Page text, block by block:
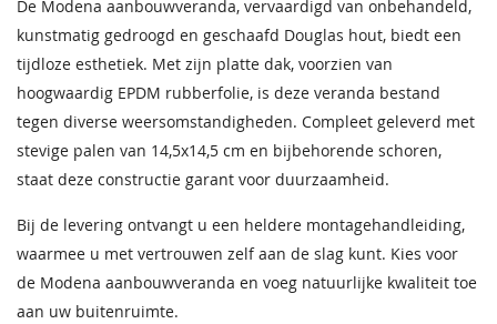
Bevestigingsmaterialen Inclusief
Breedte 730 cm
Diepte
Nokhoogte 260 cm
Daktype Plat dak
Diepte ( cm )
De Modena aanbouwveranda, vervaardigd van onbehandeld,
kunstmatig gedroogd en geschaafd Douglas hout, biedt een
tijdloze esthetiek. Met zijn platte dak, voorzien van
hoogwaardig EPDM rubberfolie, is deze veranda bestand
tegen diverse weersomstandigheden. Compleet geleverd met
stevige palen van 14,5x14,5 cm en bijbehorende schoren,
staat deze constructie garant voor duurzaamheid.
Bij de levering ontvangt u een heldere montagehandleiding,
waarmee u met vertrouwen zelf aan de slag kunt. Kies voor
de Modena aanbouwveranda en voeg natuurlijke kwaliteit toe
aan uw buitenruimte.